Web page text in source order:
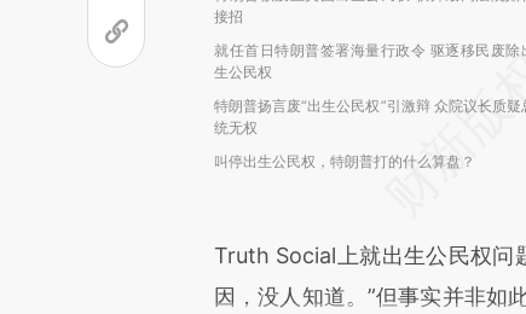
接招
就任首日特朗普签署海量行政令 驱逐移民废除
生公民权
特朗普扬言废“出生公民权”引激辩 众院议长质疑
统无权
叫停出生公民权，特朗普打的什么算盘？
Truth Social上就出生公民权问
因，没人知道。”但事实并非如